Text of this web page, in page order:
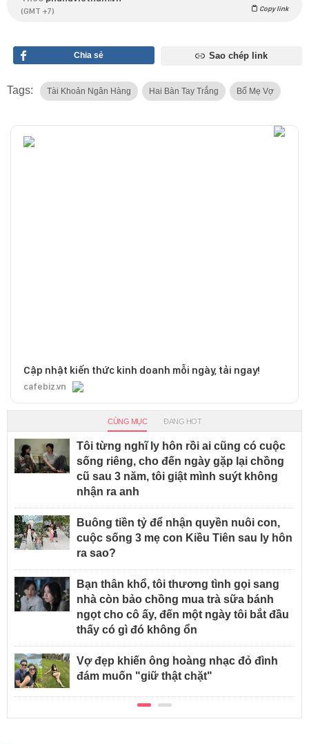
(GMT +7) Copy link
Chia sẻ Sao chép link
Tags: Tài Khoản Ngân Hàng Hai Bàn Tay Trắng Bố Mẹ Vợ
Cập nhật kiến thức kinh doanh mỗi ngày, tải ngay!
cafebiz.vn
CÙNG MỤC ĐANG HOT
Tôi từng nghĩ ly hôn rồi ai cũng có cuộc
sống riêng, cho đến ngày gặp lại chồng
cũ sau 3 năm, tôi giật mình suýt không
nhận ra anh
Buông tiền tỷ để nhận quyền nuôi con,
cuộc sống 3 mẹ con Kiều Tiên sau ly hôn
ra sao?
Bạn thân khổ, tôi thương tình gọi sang
nhà còn bảo chồng mua trà sữa bánh
ngọt cho cô ấy, đến một ngày tôi bắt đầu
thấy có gì đó không ổn
Vợ đẹp khiến ông hoàng nhạc đỏ đình
đám muốn "giữ thật chặt"